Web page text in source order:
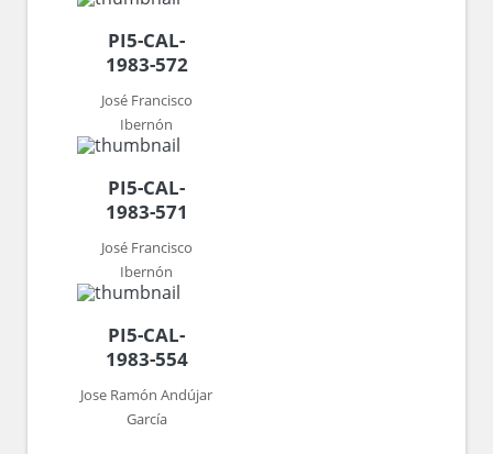
PI5-CAL-
1983-572
José Francisco
Ibernón
PI5-CAL-
1983-571
José Francisco
Ibernón
PI5-CAL-
1983-554
Jose Ramón Andújar
García